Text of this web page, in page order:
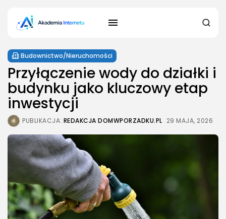
Budownictwo/Nieruchomości
Przyłączenie wody do działki i
budynku jako kluczowy etap
inwestycji
PUBLIKACJA: REDAKCJA DOMWPORZADKU.PL 29 MAJA, 2026